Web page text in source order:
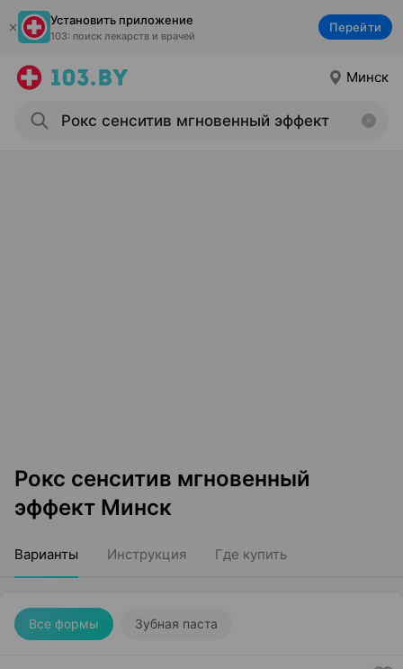
Установить приложение
103: поиск лекарств и врачей
Перейти
Минск
Рокс сенситив мгновенный
эффект Минск
Варианты Инструкция Где купить
Все формы Зубная паста